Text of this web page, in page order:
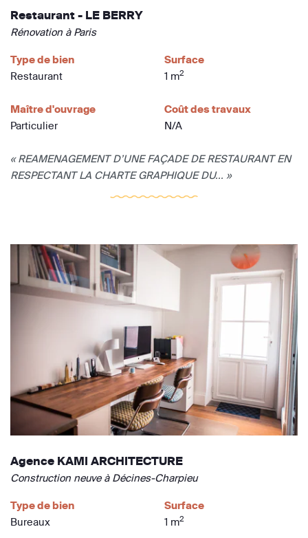
Restaurant - LE BERRY
Rénovation à Paris
Type de bien
Restaurant
Surface
1 m2
Maître d'ouvrage
Particulier
Coût des travaux
N/A
« REAMENAGEMENT D’UNE FAÇADE DE RESTAURANT EN
RESPECTANT LA CHARTE GRAPHIQUE DU... »
Agence KAMI ARCHITECTURE
Construction neuve à Décines-Charpieu
Type de bien
Bureaux
Surface
1 m2